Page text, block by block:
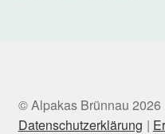
© Alpakas Brünnau 2026
Datenschutzerklärung